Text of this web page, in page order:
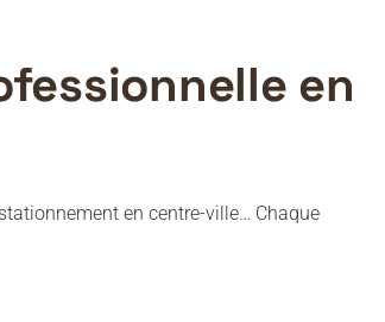
en
en centre-ville… Chaque